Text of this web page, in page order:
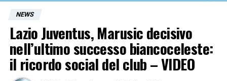
NEWS
Lazio Juventus, Marusic decisivo
nell’ultimo successo biancoceleste:
il ricordo social del club – VIDEO